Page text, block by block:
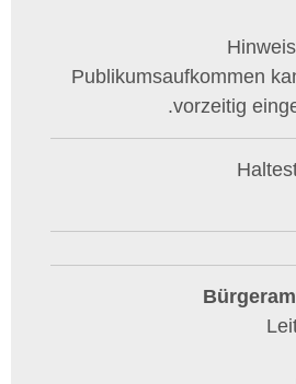
Publikumsaufkommen
vorzeitig